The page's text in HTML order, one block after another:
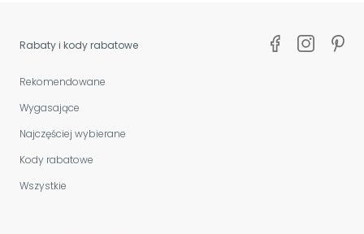
Rabaty i kody rabatowe
Rekomendowane
Wygasające
Najczęściej wybierane
Kody rabatowe
Wszystkie